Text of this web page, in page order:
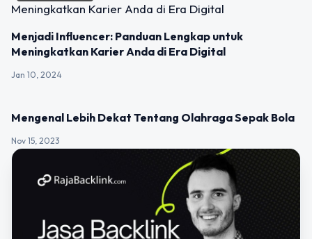
Menjadi Influencer: Panduan Lengkap untuk
Meningkatkan Karier Anda di Era Digital
Jan 10, 2024
Mengenal Lebih Dekat Tentang Olahraga Sepak Bola
Nov 15, 2023